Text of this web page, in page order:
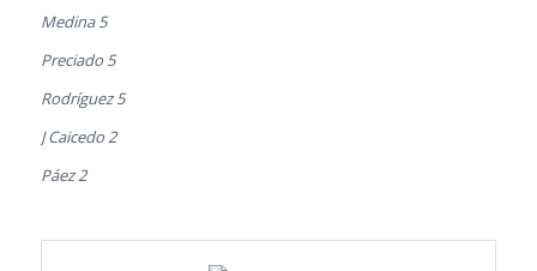
Medina 5
Preciado 5
Rodríguez 5
J Caicedo 2
Páez 2